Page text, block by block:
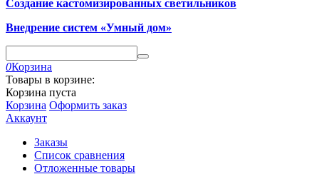
Создание кастомизированных светильников
Внедрение систем «Умный дом»
0Корзина
Товары в корзине:
Корзина пуста
Корзина Оформить заказ
Аккаунт
Заказы
Список сравнения
Отложенные товары